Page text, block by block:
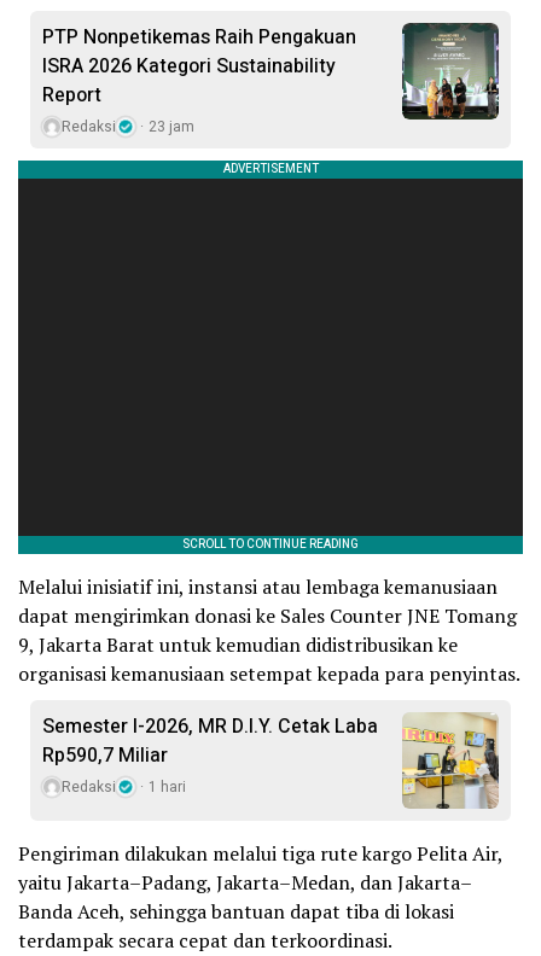
PTP Nonpetikemas Raih Pengakuan
ISRA 2026 Kategori Sustainability
Report
Redaksi 23 jam
Melalui inisiatif ini, instansi atau lembaga kemanusiaan
dapat mengirimkan donasi ke Sales Counter JNE Tomang
9, Jakarta Barat untuk kemudian didistribusikan ke
organisasi kemanusiaan setempat kepada para penyintas.
Semester I-2026, MR D.I.Y. Cetak Laba
Rp590,7 Miliar
Redaksi 1 hari
Pengiriman dilakukan melalui tiga rute kargo Pelita Air,
yaitu Jakarta–Padang, Jakarta–Medan, dan Jakarta–
Banda Aceh, sehingga bantuan dapat tiba di lokasi
terdampak secara cepat dan terkoordinasi.